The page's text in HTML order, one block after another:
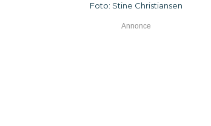
Foto: Stine Christiansen